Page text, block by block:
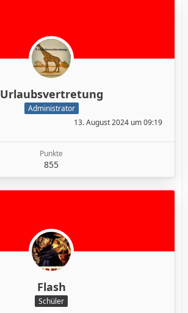
Urlaubsvertretung
Administrator
13. August 2024 um 09:19
Punkte
855
Flash
Schüler